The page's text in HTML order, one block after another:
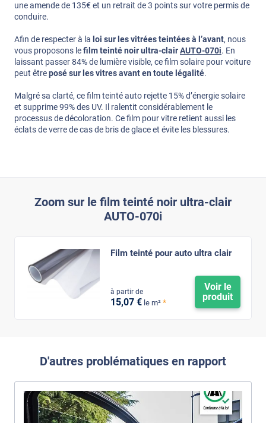
une amende de 135€ et un retrait de 3 points sur votre permis de
conduire.
Afin de respecter à la loi sur les vitrées teintées à l’avant, nous
vous proposons lefilm teinté noir ultra-clairAUTO-070i. En
laissant passer 84% de lumière visible, ce film solaire pour voiture
peut êtreposé sur les vitres avant en toute légalité.
Malgré sa clarté, ce film teinté auto rejette 15% d’énergie solaire
et supprime 99% des UV. Il ralentit considérablement le
processus de décoloration. Ce film pour vitre retient aussi les
éclats de verre de cas de bris de glace et évite les blessures.
Zoom sur le film teinté noir ultra-clair
AUTO-070i
Film teinté pour auto ultra clair
à partir de
15,07 € le m² *
Voir le
produit
D'autres problématiques en rapport